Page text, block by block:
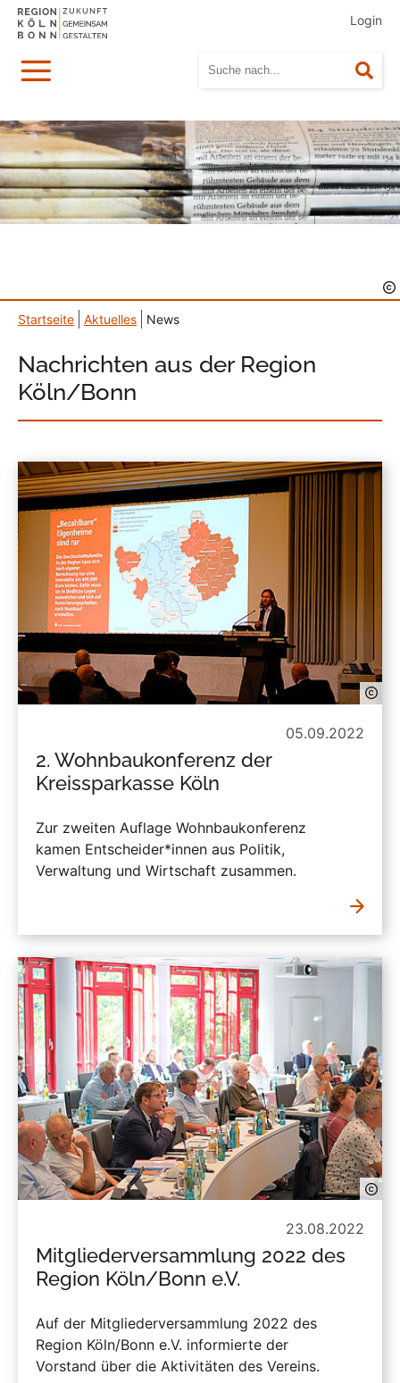
Login
Menü
Startseite Aktuelles News
Nachrichten aus der Region
Köln/Bonn
05.09.2022
2. Wohnbaukonferenz der
Kreissparkasse Köln
Zur zweiten Auflage Wohnbaukonferenz
kamen Entscheider*innen aus Politik,
Verwaltung und Wirtschaft zusammen.
23.08.2022
Mitgliederversammlung 2022 des
Region Köln/Bonn e.V.
Auf der Mitgliederversammlung 2022 des
Region Köln/Bonn e.V. informierte der
Vorstand über die Aktivitäten des Vereins.